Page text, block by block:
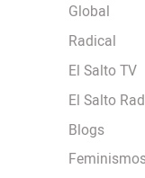
Global
Radical
El Salto TV
El Salto
Blogs